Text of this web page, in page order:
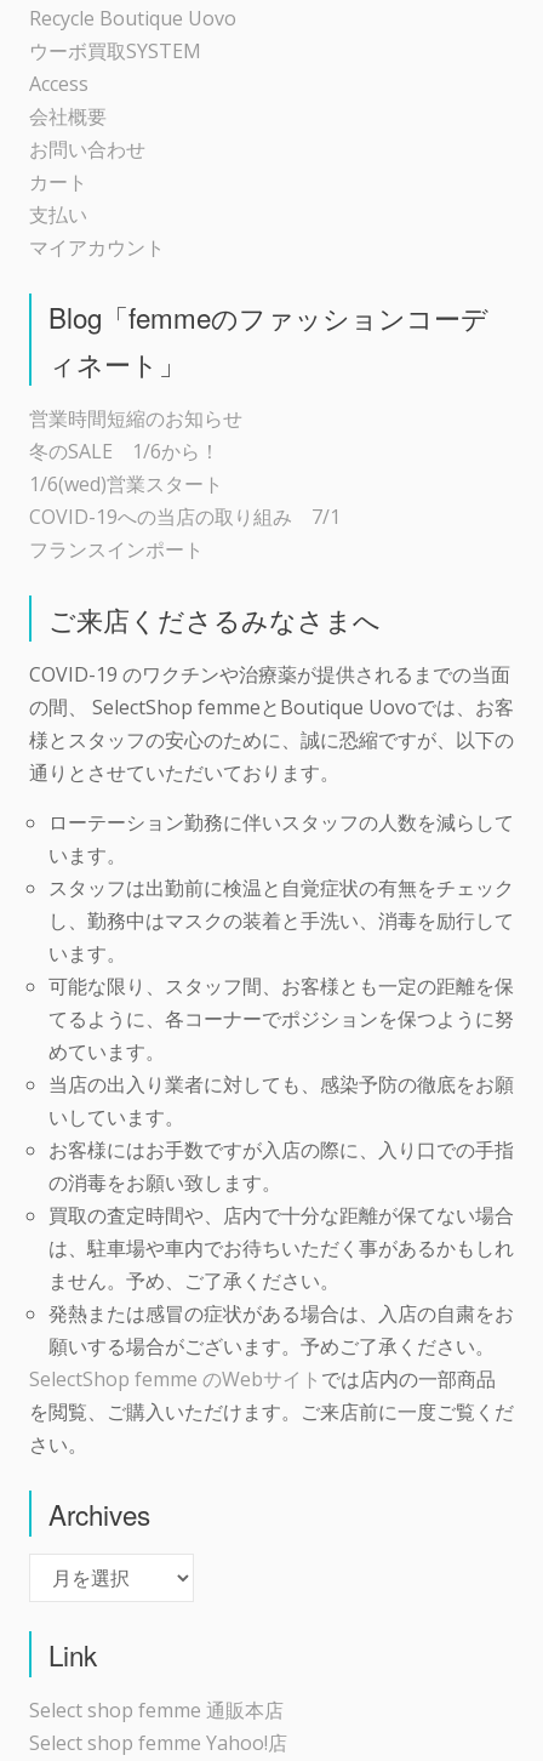
Recycle Boutique Uovo
ウーボ買取SYSTEM
Access
会社概要
お問い合わせ
カート
支払い
マイアカウント
Blog「femmeのファッションコーデ
ィネート」
営業時間短縮のお知らせ
冬のSALE 1/6から！
1/6(wed)営業スタート
COVID-19への当店の取り組み 7/1
フランスインポート
ご来店くださるみなさまへ
COVID-19 のワクチンや治療薬が提供されるまでの当面
の間、 SelectShop femmeとBoutique Uovoでは、お客
様とスタッフの安心のために、誠に恐縮ですが、以下の
通りとさせていただいております。
ローテーション勤務に伴いスタッフの人数を減らして
います。
スタッフは出勤前に検温と自覚症状の有無をチェック
し、勤務中はマスクの装着と手洗い、消毒を励行して
います。
可能な限り、スタッフ間、お客様とも一定の距離を保
てるように、各コーナーでポジションを保つように努
めています。
当店の出入り業者に対しても、感染予防の徹底をお願
いしています。
お客様にはお手数ですが入店の際に、入り口での手指
の消毒をお願い致します。
買取の査定時間や、店内で十分な距離が保てない場合
は、駐車場や車内でお待ちいただく事があるかもしれ
ません。予め、ご了承ください。
発熱または感冒の症状がある場合は、入店の自粛をお
願いする場合がございます。予めご了承ください。
SelectShop femme のWebサイト では店内の一部商品
を閲覧、ご購入いただけます。ご来店前に一度ご覧くだ
さい。
Archives
Link
Select shop femme 通販本店
Select shop femme Yahoo!店